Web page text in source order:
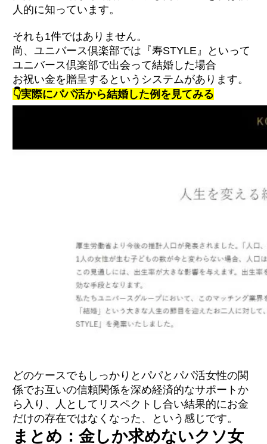
人的に知っています。
それも1件ではありません。
尚、ユニバース倶楽部では『寿STYLE』といって
ユニバース倶楽部で出会って結婚した場合
お祝い金を贈呈するというシステムがあります。
👇実際にパパ活から結婚した例を見てみる
どのケースでもしっかりとパパとパパ活女性の関
係でお互いの信頼関係を深め経済的なサポートか
ら入り、人としてリスペクトし合い結果的にお金
だけの存在ではなくなった、という感じです。
まとめ：金しか求めないクソ女